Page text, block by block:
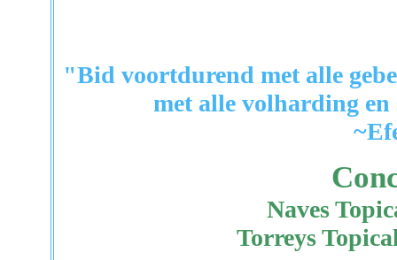
"Bid voortdurend met alle
met alle volharding
Naves
Torreys